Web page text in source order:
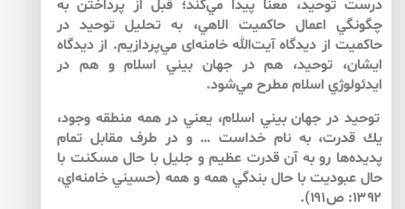
درست توحيد، معنا پيدا مي‌كند؛ قبل از پرداختن به
چگونگي اعمال حاكميت الاهي، به تحليل توحيد در
حاكميت از ديدگاه آيت‌الله خامنه‌‌اى مي‌‌پردازيم. از ديدگاه
ايشان، توحيد، هم در جهان بيني اسلام و هم در
ايدئولوژي اسلام مطرح مي‌‌شود.
توحيد در جهان بيني اسلام، يعني در همه منطقه وجود،
يك قدرت، به نام خداست … و در طرف مقابل تمام
پديده‌‌ها رو به آن قدرت عظيم و جليل با حال مسكنت با
حال عبوديت با حال بندگي همه و همه (حسيني خامنه‌‌اي،
۱۳۹۲: ص۱۹۱).